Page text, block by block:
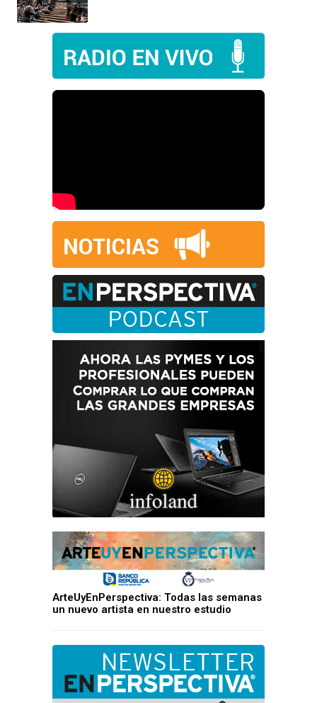
ArteUyEnPerspectiva: Todas las semanas
un nuevo artista en nuestro estudio